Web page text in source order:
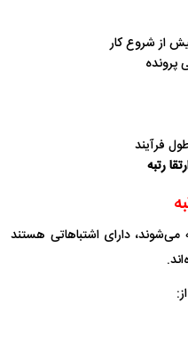
از شروع کار
پرونده
فرآیند
رتبه
می‌شوند، دارای اشتباهاتی هستند